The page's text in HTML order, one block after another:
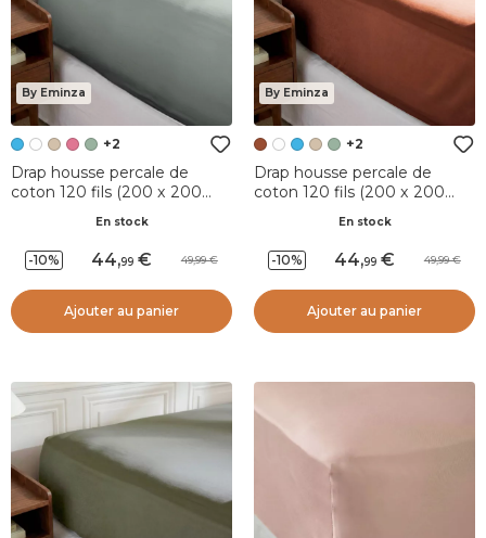
By Eminza
+2
Drap housse percale de
coton 120 fils (200 x 200
En stock
-10% 44,99 49,99
Ajouter au panier
By Eminza
+2
Drap housse percale de
coton 120 fils (200 x 200
En stock
-10% 44,99 49,99
Ajouter au panier